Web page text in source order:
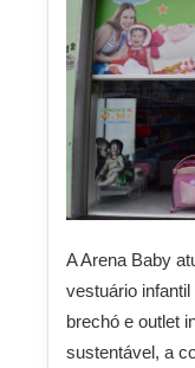
A Arena Baby
vestuário
brechó e outlet
sustentável, a